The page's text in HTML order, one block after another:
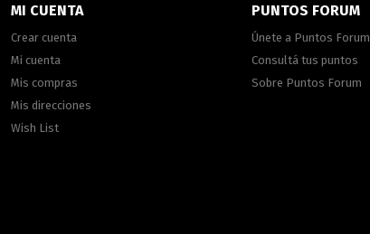
MI CUENTA
Crear cuenta
Mi cuenta
Mis compras
Mis direcciones
Wish List
PUNTOS FORUM
Únete a Puntos Forum
Consultá tus puntos
Sobre Puntos Forum